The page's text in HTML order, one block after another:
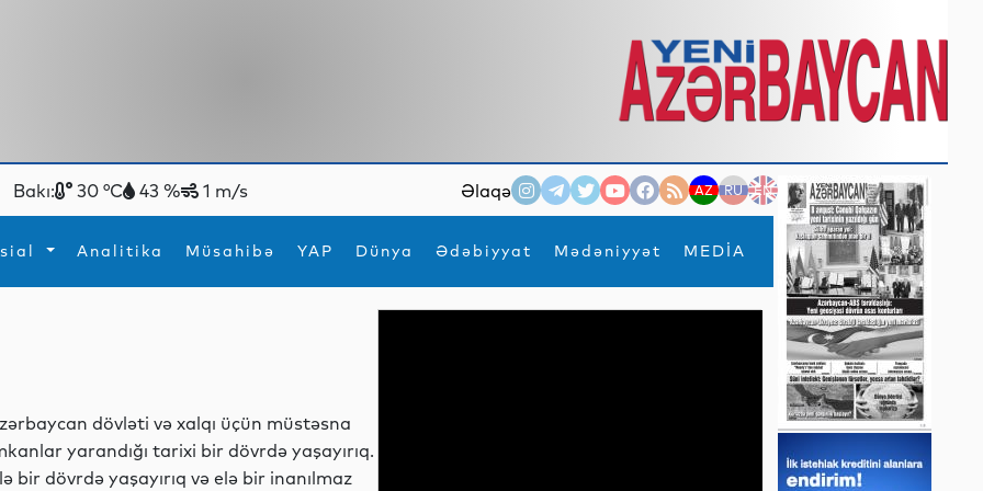
Bakı: 30 °C 43 % 1 m/s Əlaqə AZ RU EN
Analitika Müsahibə YAP Dünya Ədəbiyyat Mədəniyyət MEDİA
×
dövləti və xalqı üçün müstəsna
yarandığı tarixi bir dövrdə yaşayırıq.
bir dövrdə yaşayırıq və elə bir inanılmaz